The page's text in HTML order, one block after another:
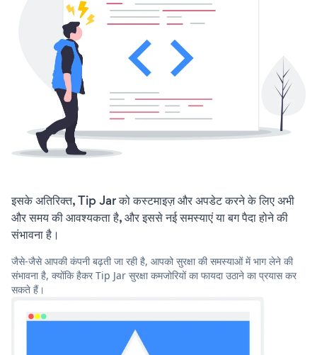
इसके अतिरिक्त, Tip Jar को कस्टमाइज़ और अपडेट करने के लिए अभी
और समय की आवश्यकता है, और इससे नई समस्याएं या बग पैदा होने की
संभावना है।
जैसे-जैसे आपकी कंपनी बढ़ती जा रही है, आपको सुरक्षा की समस्याओं में भाग लेने की
संभावना है, क्योंकि हैकर Tip Jar सुरक्षा कमजोरियों का फायदा उठाने का प्रयास कर
सकते हैं।